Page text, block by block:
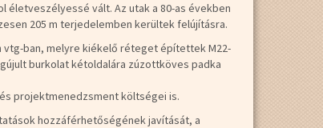
életveszélyessé vált. Az utak a 80-as években
205 m terjedelemben kerültek felújításra.
ban, melyre kiékelő réteget építettek M22-
burkolat kétoldalára zúzottköves padka
projektmenedzsment költségei is.
hozzáférhetőségének javítását, a